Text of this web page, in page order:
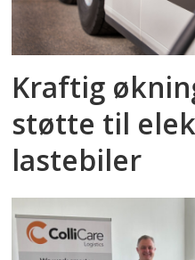
Kraftig
støtte til
lastebiler